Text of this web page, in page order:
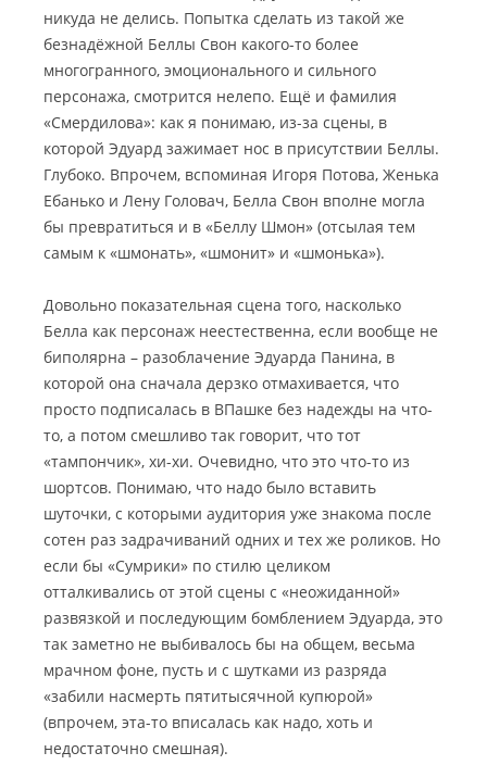
никуда не делись. Попытка сделать из такой же
безнадёжной Беллы Свон какого-то более
многогранного, эмоционального и сильного
персонажа, смотрится нелепо. Ещё и фамилия
«Смердилова»: как я понимаю, из-за сцены, в
которой Эдуард зажимает нос в присутствии Беллы.
Глубоко. Впрочем, вспоминая Игоря Потова, Женька
Ебанько и Лену Головач, Белла Свон вполне могла
бы превратиться и в «Беллу Шмон» (отсылая тем
самым к «шмонать», «шмонит» и «шмонька»).
Довольно показательная сцена того, насколько
Белла как персонаж неестественна, если вообще не
биполярна – разоблачение Эдуарда Панина, в
которой она сначала дерзко отмахивается, что
просто подписалась в ВПашке без надежды на что-
то, а потом смешливо так говорит, что тот
«тампончик», хи-хи. Очевидно, что это что-то из
шортсов. Понимаю, что надо было вставить
шуточки, с которыми аудитория уже знакома после
сотен раз задрачиваний одних и тех же роликов. Но
если бы «Сумрики» по стилю целиком
отталкивались от этой сцены с «неожиданной»
развязкой и последующим бомблением Эдуарда, это
так заметно не выбивалось бы на общем, весьма
мрачном фоне, пусть и с шутками из разряда
«забили насмерть пятитысячной купюрой»
(впрочем, эта-то вписалась как надо, хоть и
недостаточно смешная).